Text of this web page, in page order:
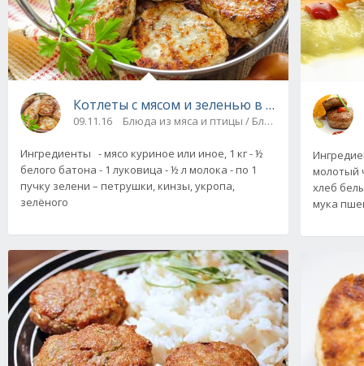
Котлеты с мясом и зеленью в духовке
09.11.16 Блюда из мяса и птицы / Блюда из фарша
Ингредиенты - мясо куриное или иное, 1 кг - ½
белого батона - 1 луковица - ½ л молока - по 1
пучку зелени – петрушки, кинзы, укропа,
зелёного
молотый
хлеб
мука